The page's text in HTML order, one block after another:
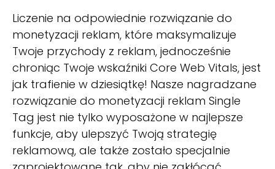
Liczenie na odpowiednie rozwiązanie do
monetyzacji reklam, które maksymalizuje
Twoje przychody z reklam, jednocześnie
chroniąc Twoje wskaźniki Core Web Vitals, jest
jak trafienie w dziesiątkę! Nasze nagradzane
rozwiązanie do monetyzacji reklam Single
Tag jest nie tylko wyposażone w najlepsze
funkcje, aby ulepszyć Twoją strategię
reklamową, ale także zostało specjalnie